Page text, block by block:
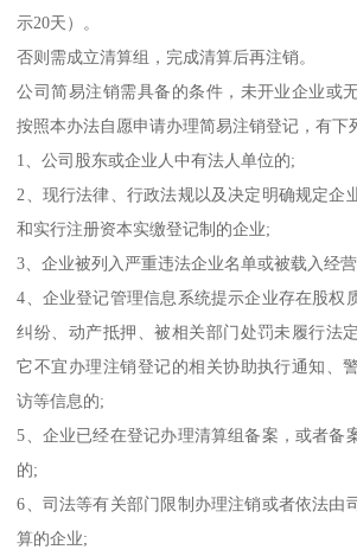
示20天）。
否则需成立清算组，完成清算后再注销。
公司简易注销需具备的条件，未开业企业或
按照本办法自愿申请办理简易注销登记，有下
1、公司股东或企业人中有法人单位的;
2、现行法律、行政法规以及决定明确规定企
和实行注册资本实缴登记制的企业;
3、企业被列入严重违法企业名单或被载入经
4、企业登记管理信息系统提示企业存在股权
纠纷、动产抵押、被相关部门处罚未履行法
它不宜办理注销登记的相关协助执行通知、
访等信息的;
5、企业已经在登记办理清算组备案，或者备
的;
6、司法等有关部门限制办理注销或者依法由
算的企业;